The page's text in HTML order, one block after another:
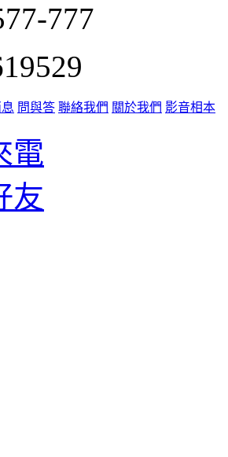
777
問與答 聯絡我們 關於我們 影音相本
電
友